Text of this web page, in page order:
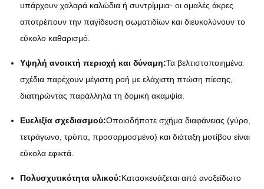
υπάρχουν χαλαρά καλώδια ή συντρίμμια· οι ομαλές άκρες
αποτρέπουν την παγίδευση σωματιδίων και διευκολύνουν το
εύκολο καθαρισμό.
Υψηλή ανοικτή περιοχή και δύναμη:Τα βελτιστοποιημένα
σχέδια παρέχουν μέγιστη ροή με ελάχιστη πτώση πίεσης,
διατηρώντας παράλληλα τη δομική ακαμψία.
Ευελιξία σχεδιασμού:Οποιοδήποτε σχήμα διαφάνειας (γύρο,
τετράγωνο, τρύπα, προσαρμοσμένο) και διάταξη μοτίβου είναι
εύκολα εφικτά.
Πολυσχυτικότητα υλικού:Κατασκευάζεται από ανοξείδωτο